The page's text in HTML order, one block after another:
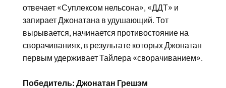
отвечает «Суплексом нельсона», «ДДТ» и
запирает Джонатана в удушающий. Тот
вырывается, начинается противостояние на
сворачиваниях, в результате которых Джонатан
первым удерживает Тайлера «сворачиванием».
Победитель: Джонатан Грешэм